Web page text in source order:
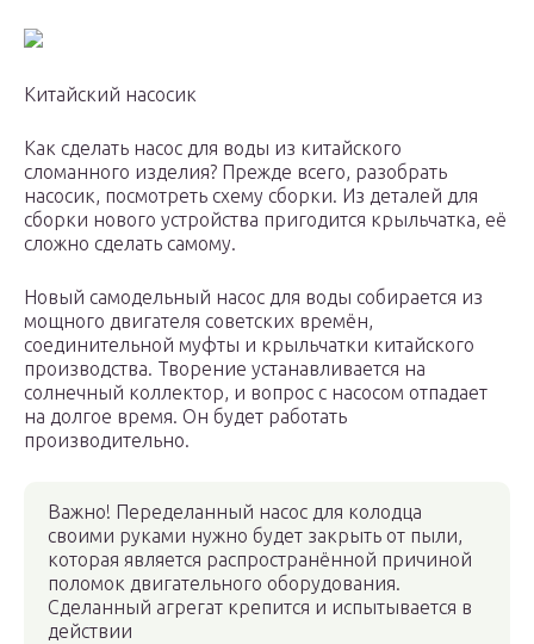
Китайский насосик
Как сделать насос для воды из китайского
сломанного изделия? Прежде всего, разобрать
насосик, посмотреть схему сборки. Из деталей для
сборки нового устройства пригодится крыльчатка, её
сложно сделать самому.
Новый самодельный насос для воды собирается из
мощного двигателя советских времён,
соединительной муфты и крыльчатки китайского
производства. Творение устанавливается на
солнечный коллектор, и вопрос с насосом отпадает
на долгое время. Он будет работать
производительно.
Важно! Переделанный насос для колодца
своими руками нужно будет закрыть от пыли,
которая является распространённой причиной
поломок двигательного оборудования.
Сделанный агрегат крепится и испытывается в
действии